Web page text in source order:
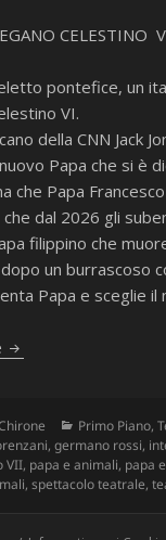
CELESTINO
pontefice, un
VI.
della CNN Jack
Papa che si è
che Papa
dal 2026 gli
filippino che
un burrascoso
Papa e sceglie il
Intervista al Papa
Categorie
Primo Piano,
,germano rossi,
VII, papa e animali, papa
,spettacolo teatrale,